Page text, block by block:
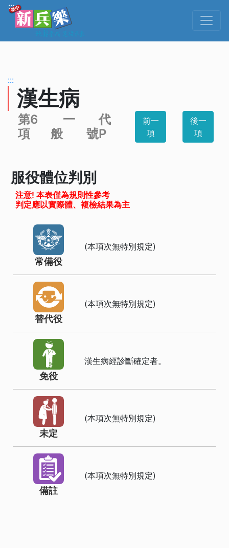
跳到主要內容
:::
:::
漢生病
第6
項
一
般
代
號P
前一
項
後一
項
服役體位判別
注意! 本表僅為規則性參考
判定應以實際體、複檢結果為主
常備役
(本項次無特別規定)
替代役
(本項次無特別規定)
免役
漢生病經診斷確定者。
未定
(本項次無特別規定)
備註
(本項次無特別規定)